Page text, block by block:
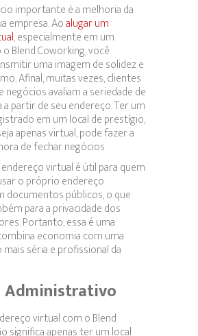
importante é a melhoria da
empresa. Aoalugar um
, especialmente em um
Blend Coworking, você
uma imagem de solidez e
Afinal, muitas vezes, clientes
negócios avaliam a seriedade de
partir de seu endereço. Ter um
em um local de prestígio,
apenas virtual, pode fazer a
de fechar negócios.
virtual é útil para quem
o próprio endereço
documentos públicos, o que
para a privacidade dos
Portanto, essa é uma
economia com uma
séria e profissional da
Administrativo
virtual com o Blend
significa apenas ter um local